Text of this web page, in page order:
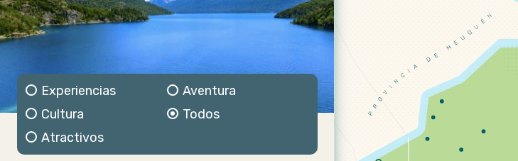
Experiencias
Aventura
Cultura
Todos
Atractivos